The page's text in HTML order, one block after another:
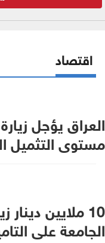
اقتصاد
العراق يؤجل
مستوى التثميل
10 ملايين
الجامعة على